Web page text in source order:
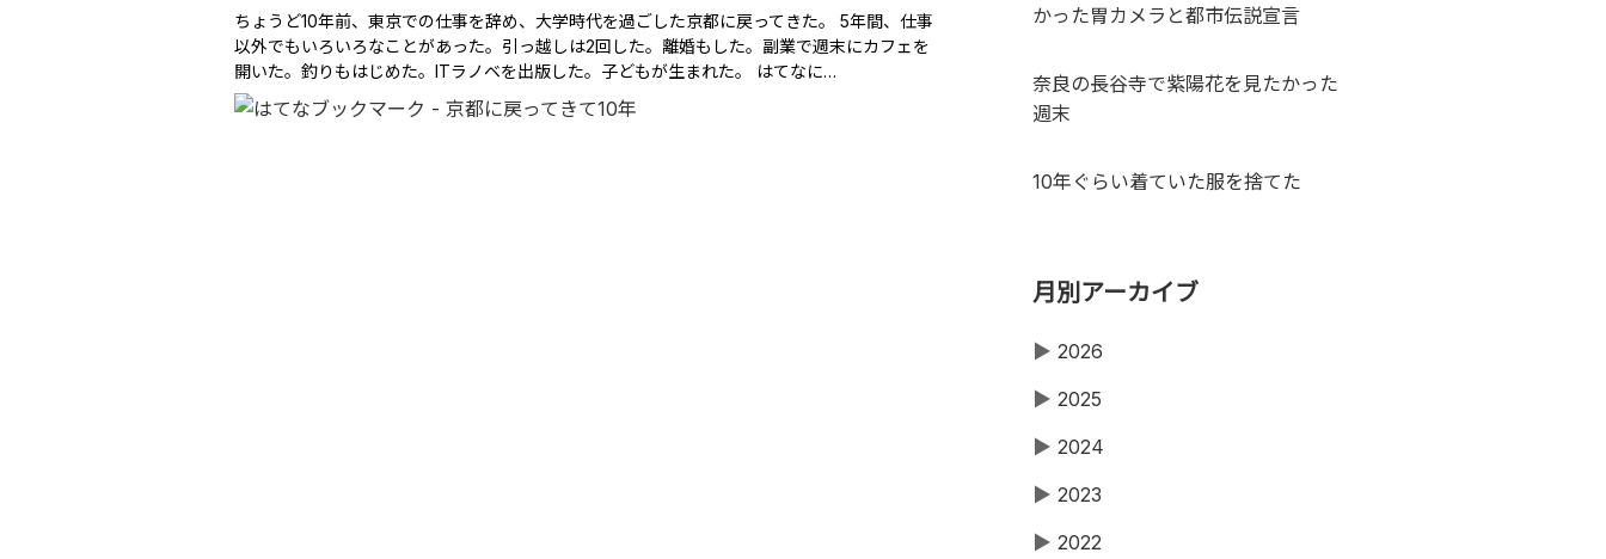
ちょうど10年前、東京での仕事を辞め、大学時代を過ごした京都に戻ってきた。 5年間、仕事
以外でもいろいろなことがあった。引っ越しは2回した。離婚もした。副業で週末にカフェを
開いた。釣りもはじめた。ITラノベを出版した。子どもが生まれた。 はてなに…
かった胃カメラと都市伝説宣言
奈良の長谷寺で紫陽花を見たかった
週末
10年ぐらい着ていた服を捨てた
月別アーカイブ
▶ 2026
▶ 2025
▶ 2024
▶ 2023
▶ 2022